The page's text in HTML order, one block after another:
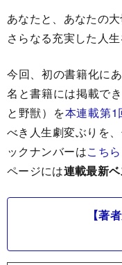
あなたと、あなたの
さらなる充実した人生
今回、初の書籍化に
名と書籍には掲載で
と野獣）を本連載第1
べき人生劇変ぶりを
ックナンバーはこちら
ページには連載最新
【著